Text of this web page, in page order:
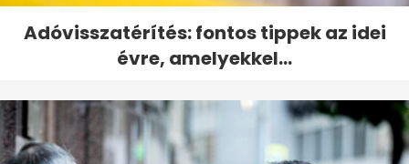
Adóvisszatérítés: fontos tippek az idei
évre, amelyekkel...